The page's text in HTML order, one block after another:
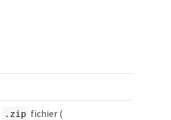
.zip fichier (